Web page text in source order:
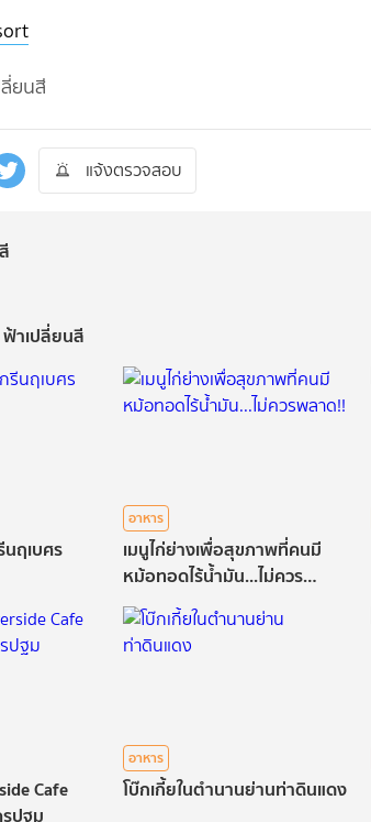
ลี่ยนสี
แจ้งตรวจสอบ
าเปลี่ยนสี
นฤเบศร
อาหาร
เมนูไก่ย่างเพื่อสุขภาพที่คนมี
หม้อทอดไร้น้ำมัน...ไม่ควร
พลาด!!
Cafe
ปฐม
อาหาร
โบ๊กเกี้ยในตำนานย่านท่าดินแดง